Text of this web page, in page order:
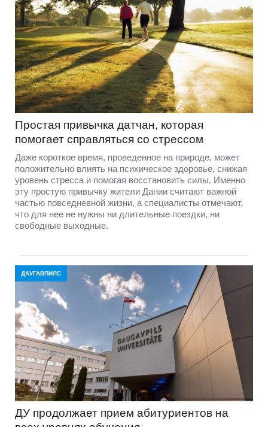
Простая привычка датчан, которая
помогает справляться со стрессом
Даже короткое время, проведенное на природе, может
положительно влиять на психическое здоровье, снижая
уровень стресса и помогая восстановить силы. Именно
эту простую привычку жители Дании считают важной
частью повседневной жизни, а специалисты отмечают,
что для нее не нужны ни длительные поездки, ни
свободные выходные.
ДАУГАВПИЛС
ДУ продолжает прием абитуриентов на